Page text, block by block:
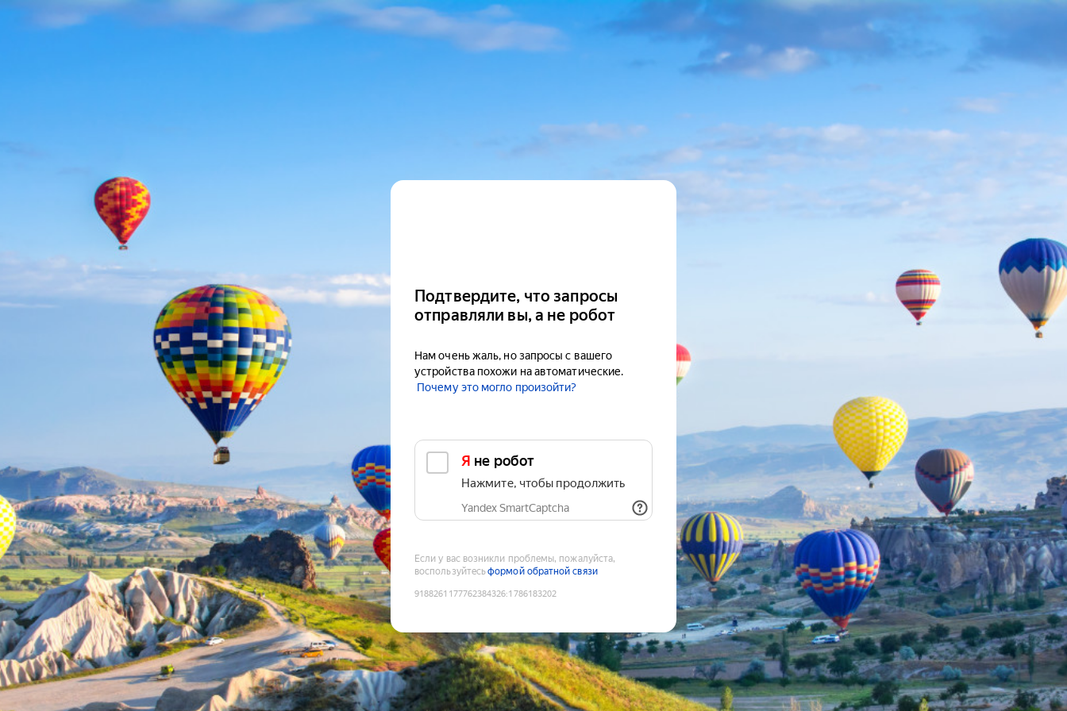
Подтвердите, что запросы
отправляли вы, а не робот
Нам очень жаль, но запросы с вашего
устройства похожи на автоматические.
Почему это могло произойти?
Я не робот
Нажмите, чтобы продолжить
Yandex SmartCaptcha
Если у вас возникли проблемы, пожалуйста,
воспользуйтесьформой обратной связи
9188261177762384326:1786183202